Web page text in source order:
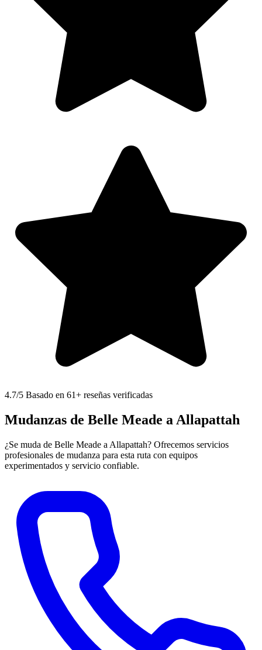
4.7/5 Basado en 61+ reseñas verificadas
Mudanzas de Belle Meade a Allapattah
¿Se muda de Belle Meade a Allapattah? Ofrecemos servicios
profesionales de mudanza para esta ruta con equipos
experimentados y servicio confiable.